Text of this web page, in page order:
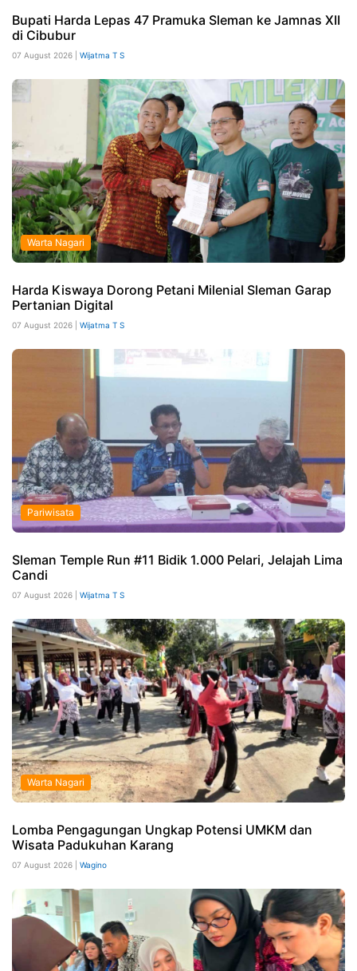
Bupati Harda Lepas 47 Pramuka Sleman ke Jamnas XII
di Cibubur
07 August 2026 | Wijatma T S
Warta Nagari
Harda Kiswaya Dorong Petani Milenial Sleman Garap
Pertanian Digital
07 August 2026 | Wijatma T S
Pariwisata
Sleman Temple Run #11 Bidik 1.000 Pelari, Jelajah Lima
Candi
07 August 2026 | Wijatma T S
Warta Nagari
Lomba Pengagungan Ungkap Potensi UMKM dan
Wisata Padukuhan Karang
07 August 2026 | Wagino